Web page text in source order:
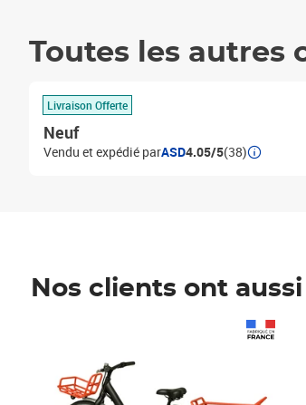
Toutes les autres
Livraison Offerte
Neuf
Vendu et expédié parASD4.05/5(38)
Nos clients ont